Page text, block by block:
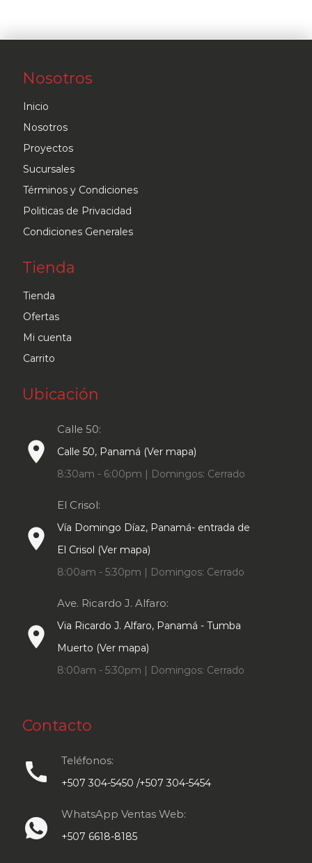
Nosotros
Inicio
Nosotros
Proyectos
Sucursales
Términos y Condiciones
Politicas de Privacidad
Condiciones Generales
Tienda
Tienda
Ofertas
Mi cuenta
Carrito
Ubicación
place
Calle 50:
Calle 50, Panamá (Ver mapa)
8:30am - 6:00pm | Domingos: Cerrado
place
El Crisol:
Vía Domingo Díaz, Panamá- entrada de
El Crisol (Ver mapa)
8:00am - 5:30pm | Domingos: Cerrado
place
Ave. Ricardo J. Alfaro:
Via Ricardo J. Alfaro, Panamá - Tumba
Muerto (Ver mapa)
8:00am - 5:30pm | Domingos: Cerrado
Contacto
call Teléfonos:
+507 304-5450 /+507 304-5454
WhatsApp Ventas Web:
+507 6618-8185